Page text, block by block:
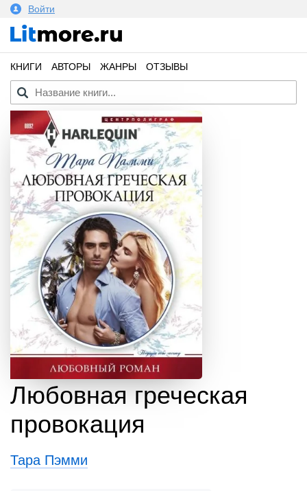
Войти
КНИГИ АВТОРЫ ЖАНРЫ ОТЗЫВЫ
Любовная греческая
провокация
Тара Пэмми